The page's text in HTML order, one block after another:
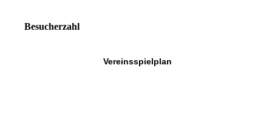
Besucherzahl
Vereinsspielplan